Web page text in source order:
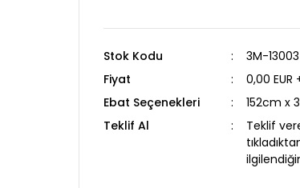
Stok Kodu
3M-13003
Fiyat
0,00 EUR
Ebat Seçenekleri
152cm x
Teklif Al
Teklif